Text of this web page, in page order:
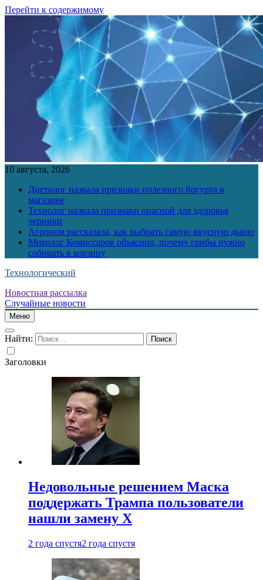
Перейти к содержимому
10 августа, 2026
Диетолог назвала признаки полезного йогурта в
магазине
Технолог назвала признаки опасной для здоровья
черники
Агроном рассказала, как выбрать самую вкусную дыню
Миколог Комиссаров объяснил, почему грибы нужно
собирать в корзину
Технологический
Новостная рассылка
Случайные новости
Меню
Найти:
Заголовки
Недовольные решением Маска
поддержать Трампа пользователи
нашли замену X
2 года спустя2 года спустя